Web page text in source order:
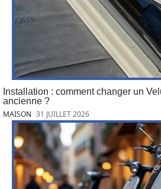
Installation : comment changer un
ancienne ?
MAISON 31 JUILLET 2026